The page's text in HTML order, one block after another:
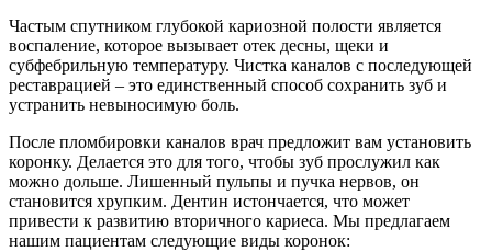
Частым спутником глубокой кариозной полости является
воспаление, которое вызывает отек десны, щеки и
субфебрильную температуру. Чистка каналов с последующей
реставрацией – это единственный способ сохранить зуб и
устранить невыносимую боль.
После пломбировки каналов врач предложит вам установить
коронку. Делается это для того, чтобы зуб прослужил как
можно дольше. Лишенный пульпы и пучка нервов, он
становится хрупким. Дентин истончается, что может
привести к развитию вторичного кариеса. Мы предлагаем
нашим пациентам следующие виды коронок: